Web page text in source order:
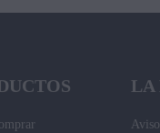
LA